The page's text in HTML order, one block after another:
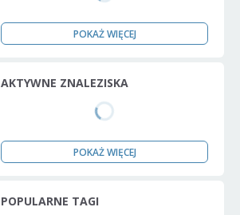
POKAŻ WIĘCEJ
AKTYWNE ZNALEZISKA
POKAŻ WIĘCEJ
POPULARNE TAGI